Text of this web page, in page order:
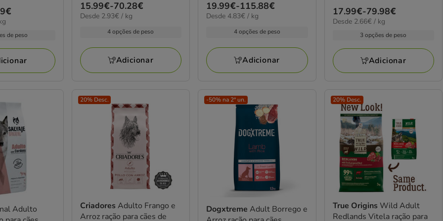
de peso
estrelas
com
Preço
de
70.28€
15.99€-70.28€
2.93€
Desde 2.93€ / kg
4 opções de peso
Adicionar
estrelas
com
Preço
de
115.88€
19.99€-115.88€
4.83€
Desde 4.83€ / kg
4 opções de peso
Adicionar
estrelas
com
avaliações
Preço
de
79.98€
17.99€-79.98€
2.66€
Desde 2.66€ / kg
3 opções de peso
Adicionar
Adulto
20% Desc.
Criadores Adulto Frango e
Arroz ração para cães de
-50% na 2ª un.
Dogxtreme Adult Borrego e
20% Desc.
True Origins Wild Adult
Redlands Vitela ração para